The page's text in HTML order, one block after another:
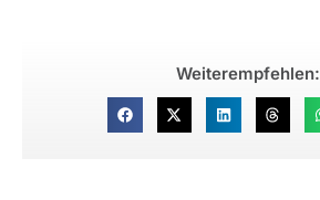
Weiterempfehlen: